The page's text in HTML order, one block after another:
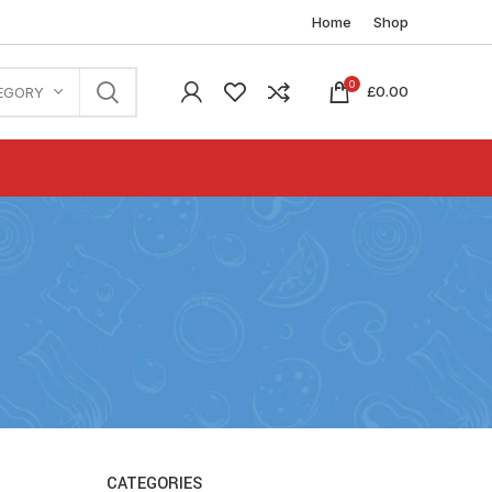
Home Shop
0 £0.00
CATEGORIES